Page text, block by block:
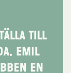
till
Emil
en